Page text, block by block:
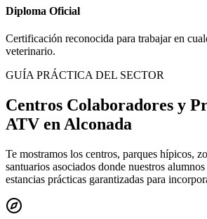
Diploma Oficial
Certificación reconocida para trabajar en
veterinario.
GUÍA PRÁCTICA DEL SECTOR
Centros Colaboradores y
ATV en Alconada
Te mostramos los centros, parques hípicos,
santuarios asociados donde nuestros alumnos
estancias prácticas garantizadas para